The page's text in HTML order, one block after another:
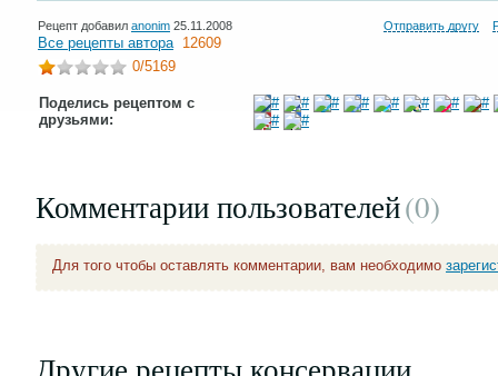
Рецепт добавил anonim 25.11.2008 Отправить другу
Все рецепты автора 12609
0/5169
Поделись рецептом с
друзьями:
Комментарии пользователей(0)
Для того чтобы оставлять комментарии, вам необходимо